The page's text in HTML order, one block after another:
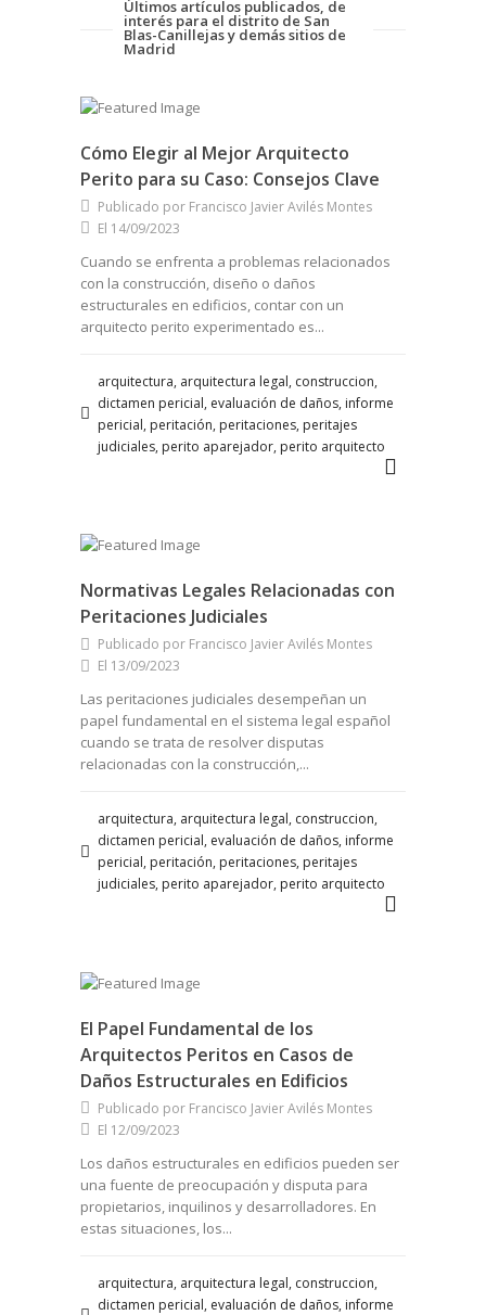
Últimos artículos publicados, de
interés para el distrito de San
Blas-Canillejas y demás sitios de
Madrid
Cómo Elegir al Mejor Arquitecto
Perito para su Caso: Consejos Clave
Publicado por Francisco Javier Avilés Montes
El 14/09/2023
Cuando se enfrenta a problemas relacionados
con la construcción, diseño o daños
estructurales en edificios, contar con un
arquitecto perito experimentado es...
arquitectura, arquitectura legal, construccion,
dictamen pericial, evaluación de daños, informe
pericial, peritación, peritaciones, peritajes
judiciales, perito aparejador, perito arquitecto
Normativas Legales Relacionadas con
Peritaciones Judiciales
Publicado por Francisco Javier Avilés Montes
El 13/09/2023
Las peritaciones judiciales desempeñan un
papel fundamental en el sistema legal español
cuando se trata de resolver disputas
relacionadas con la construcción,...
arquitectura, arquitectura legal, construccion,
dictamen pericial, evaluación de daños, informe
pericial, peritación, peritaciones, peritajes
judiciales, perito aparejador, perito arquitecto
El Papel Fundamental de los
Arquitectos Peritos en Casos de
Daños Estructurales en Edificios
Publicado por Francisco Javier Avilés Montes
El 12/09/2023
Los daños estructurales en edificios pueden ser
una fuente de preocupación y disputa para
propietarios, inquilinos y desarrolladores. En
estas situaciones, los...
arquitectura, arquitectura legal, construccion,
dictamen pericial, evaluación de daños, informe